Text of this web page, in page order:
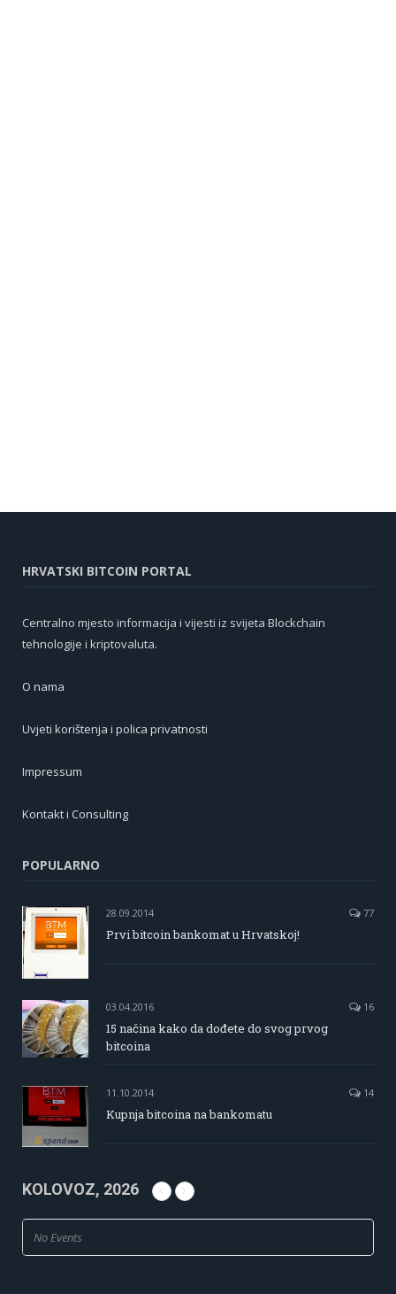
HRVATSKI BITCOIN PORTAL
Centralno mjesto informacija i vijesti iz svijeta Blockchain
tehnologije i kriptovaluta.
O nama
Uvjeti korištenja i polica privatnosti
Impressum
Kontakt i Consulting
POPULARNO
28.09.2014 77
Prvi bitcoin bankomat u Hrvatskoj!
03.04.2016 16
15 načina kako da dođete do svog prvog
bitcoina
11.10.2014 14
Kupnja bitcoina na bankomatu
KOLOVOZ, 2026
No Events